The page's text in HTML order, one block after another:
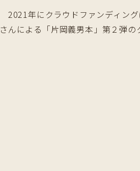
2021年にクラウドファンディン
さんによる「片岡義男本」第２弾